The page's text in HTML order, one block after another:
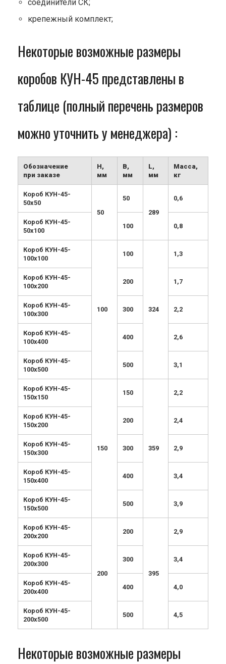
соединители СК;
крепежный комплект;
Некоторые возможные размеры
коробов КУН-45 представлены в
таблице (полный перечень размеров
можно уточнить у менеджера) :
Обозначение
при заказе
H,
мм
B,
мм
L,
мм
Масса,
кг
Короб КУН-45-
50х50
50
50
289
0,6
Короб КУН-45-
50х100
100 0,8
Короб КУН-45-
100х100
100
100
324
1,3
Короб КУН-45-
100х200
200 1,7
Короб КУН-45-
100х300
300 2,2
Короб КУН-45-
100х400
400 2,6
Короб КУН-45-
100х500
500 3,1
Короб КУН-45-
150х150
150
150
359
2,2
Короб КУН-45-
150х200
200 2,4
Короб КУН-45-
150х300
300 2,9
Короб КУН-45-
150х400
400 3,4
Короб КУН-45-
150х500
500 3,9
Короб КУН-45-
200х200
200
200
395
2,9
Короб КУН-45-
200х300
300 3,4
Короб КУН-45-
200х400
400 4,0
Короб КУН-45-
200х500
500 4,5
Некоторые возможные размеры